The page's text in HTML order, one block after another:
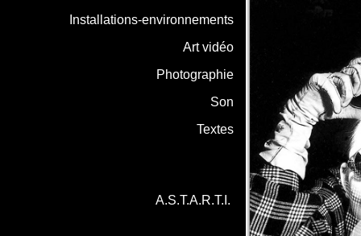
Installations-environnements
Art vidéo
Photographie
Son
Textes
A.S.T.A.R.T.I.